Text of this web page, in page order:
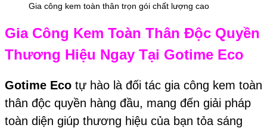
Gia công kem toàn thân trọn gói chất lượng cao
Gia Công Kem Toàn Thân Độc Quyền
Thương Hiệu Ngay Tại Gotime Eco
Gotime Eco tự hào là đối tác gia công kem toàn
thân độc quyền hàng đầu, mang đến giải pháp
toàn diện giúp thương hiệu của bạn tỏa sáng